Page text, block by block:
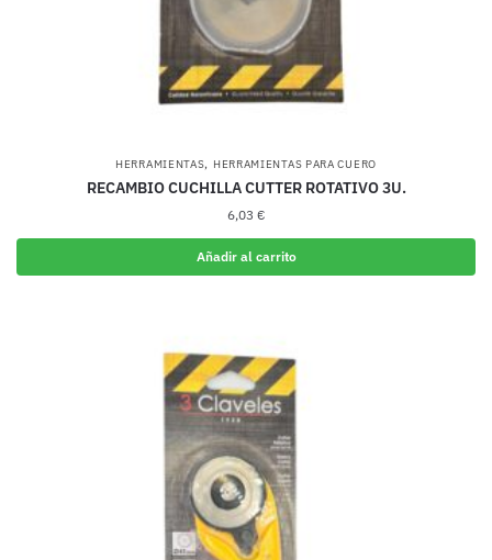
HERRAMIENTAS, HERRAMIENTAS PARA CUERO
RECAMBIO CUCHILLA CUTTER ROTATIVO 3U.
6,03 €
Añadir al carrito